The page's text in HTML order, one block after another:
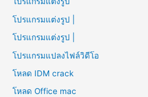
โปรแกรมแต่งรูป |
โปรแกรมแต่งรูป |
โปรแกรมแปลงไฟล์วิดีโอ
โหลด IDM crack
โหลด Office mac